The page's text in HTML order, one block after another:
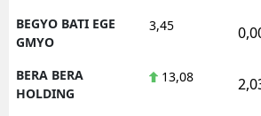
BEGYO BATI EGE
GMYO
3,45
BERA BERA
HOLDING
13,08